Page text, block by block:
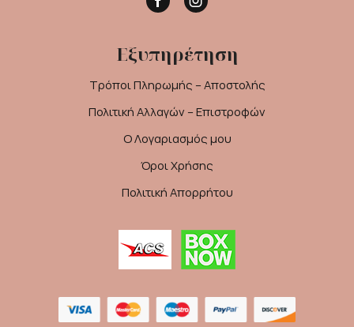
FacebookInstagram
Εξυπηρέτηση
Τρόποι Πληρωμής – Αποστολής
Πολιτική Αλλαγών – Επιστροφών
Ο Λογαριασμός μου
Όροι Χρήσης
Πολιτική Απορρήτου